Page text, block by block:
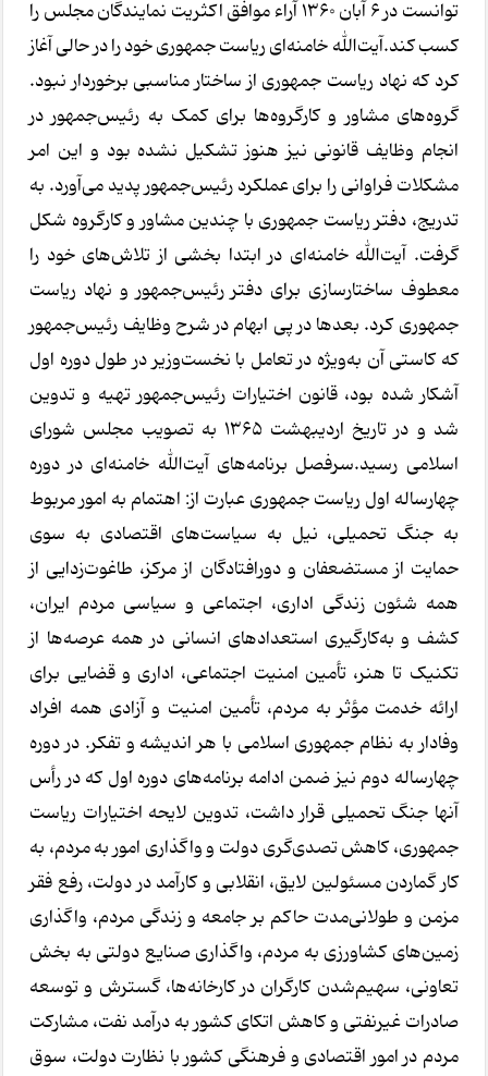
توانست در ۶ آبان ۱۳۶۰ آراء موافق اکثریت نمایندگان مجلس را
کسب کند.آیت‌الله خامنه‌ای ریاست جمهوری خود را در حالی آغاز
کرد که نهاد ریاست جمهوری از ساختار مناسبی برخوردار نبود.
گروه‌های مشاور و کارگروه‌ها برای کمک به رئیس‌جمهور در
انجام وظایف قانونی نیز هنوز تشکیل نشده بود و این امر
مشکلات فراوانی را برای عملکرد رئیس‌جمهور پدید می‌آورد. به
تدریج، دفتر ریاست جمهوری با چندین مشاور و کارگروه شکل
گرفت. آیت‌الله خامنه‌ای در ابتدا بخشی از تلاش‌های خود را
معطوف ساختارسازی برای دفتر رئیس‌جمهور و نهاد ریاست
جمهوری کرد. بعدها در پی ابهام در شرح وظایف رئیس‌جمهور
که کاستی آن به‌ویژه در تعامل با نخست‌وزیر در طول دوره اول
آشکار شده بود، قانون اختیارات رئیس‌جمهور تهیه و تدوین
شد و در تاریخ اردیبهشت ۱۳۶۵ به تصویب مجلس شورای
اسلامی رسید.سرفصل برنامه‌های آیت‌الله خامنه‌ای در دوره
چهارساله اول ریاست جمهوری عبارت از: اهتمام به امور مربوط
به جنگ تحمیلی، نیل به سیاست‌های اقتصادی به سوی
حمایت از مستضعفان و دورافتادگان از مرکز، طاغوت‌زدایی از
همه شئون زندگی اداری، اجتماعی و سیاسی مردم ایران،
کشف و به‌کارگیری استعدادهای انسانی در همه عرصه‌ها از
تکنیک تا هنر، تأمین امنیت اجتماعی، اداری و قضایی برای
ارائه خدمت مؤثر به مردم، تأمین امنیت و آزادی همه افراد
وفادار به نظام جمهوری اسلامی با هر اندیشه و تفکر. در دوره
چهارساله دوم نیز ضمن ادامه برنامه‌های دوره اول که در رأس
آنها جنگ تحمیلی قرار داشت، تدوین لایحه اختیارات ریاست
جمهوری، کاهش تصدی‌گری دولت و واگذاری امور به مردم، به
کار گماردن مسئولین لایق، انقلابی و کارآمد در دولت، رفع فقر
مزمن و طولانی‌مدت حاکم بر جامعه و زندگی مردم، واگذاری
زمین‌های کشاورزی به مردم، واگذاری صنایع دولتی به بخش
تعاونی، سهیم‌شدن کارگران در کارخانه‌ها، گسترش و توسعه
صادرات غیرنفتی و کاهش اتکای کشور به درآمد نفت، مشارکت
مردم در امور اقتصادی و فرهنگی کشور با نظارت دولت، سوق